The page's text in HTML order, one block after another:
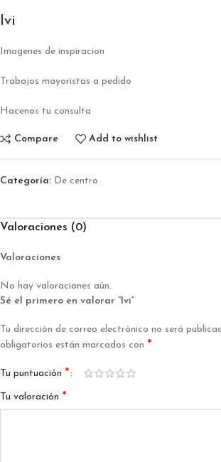
Ivi
Imagenes de inspiracion
Trabajos mayoristas a pedido
Hacenos tu consulta
Compare Add to wishlist
Categoría: De centro
Valoraciones (0)
Valoraciones
No hay valoraciones aún.
Sé el primero en valorar “Ivi”
Tu dirección de correo electrónico no será
obligatorios están marcados con *
Tu puntuación *
Tu valoración *